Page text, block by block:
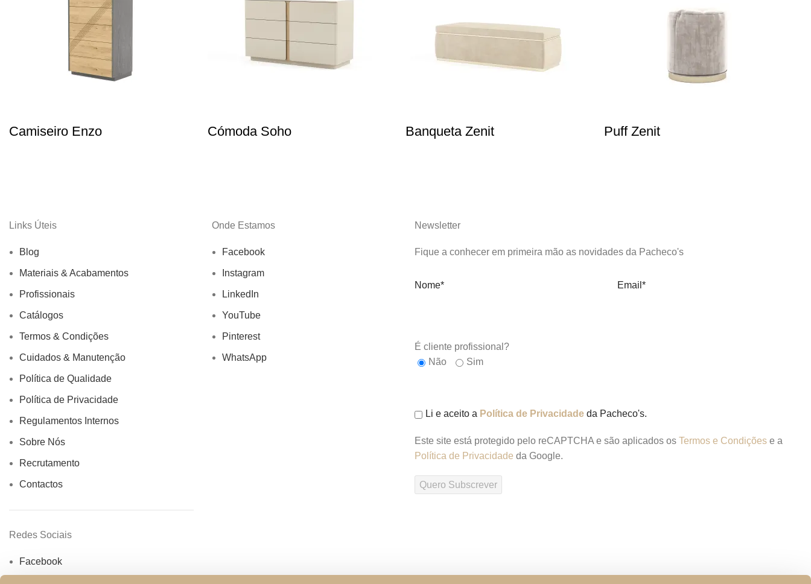
Camiseiro Enzo Cómoda Soho Banqueta Zenit Puff Zenit
Links Úteis
Blog
Materiais & Acabamentos
Profissionais
Catálogos
Termos & Condições
Cuidados & Manutenção
Política de Qualidade
Política de Privacidade
Regulamentos Internos
Sobre Nós
Recrutamento
Contactos
Redes Sociais
Facebook
Onde Estamos
Facebook
Instagram
LinkedIn
YouTube
Pinterest
WhatsApp
Newsletter
Fique a conhecer em primeira mão as novidades da Pacheco's
Nome* Email*
É cliente profissional?
Não
Sim
Li e aceito a Política de Privacidade da Pacheco's.
Este site está protegido pelo reCAPTCHA e são aplicados os Termos e Condições e a
Política de Privacidade da Google.